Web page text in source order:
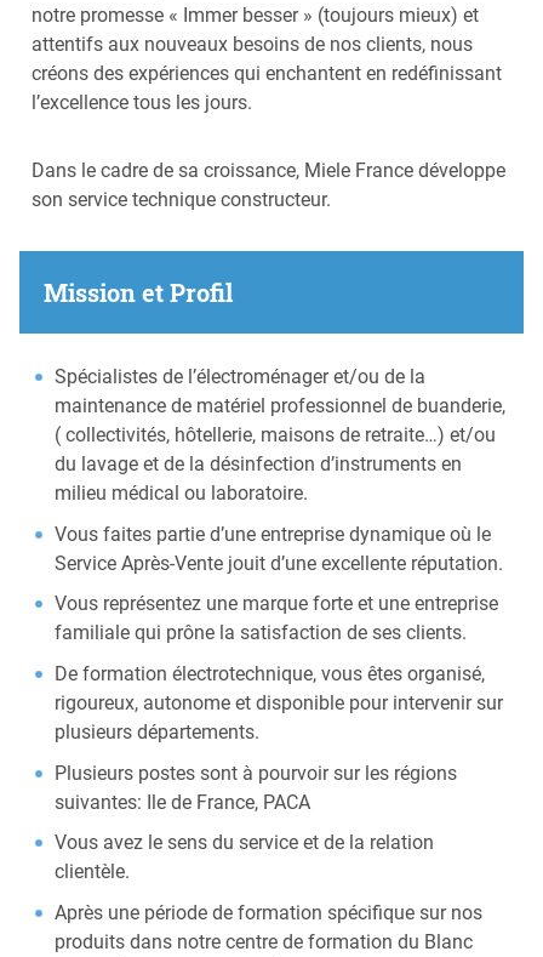
notre promesse « Immer besser » (toujours mieux) et
attentifs aux nouveaux besoins de nos clients, nous
créons des expériences qui enchantent en redéfinissant
l’excellence tous les jours.
Dans le cadre de sa croissance, Miele France développe
son service technique constructeur.
Mission et Profil
Spécialistes de l’électroménager et/ou de la
maintenance de matériel professionnel de buanderie,
( collectivités, hôtellerie, maisons de retraite…) et/ou
du lavage et de la désinfection d’instruments en
milieu médical ou laboratoire.
Vous faites partie d’une entreprise dynamique où le
Service Après-Vente jouit d’une excellente réputation.
Vous représentez une marque forte et une entreprise
familiale qui prône la satisfaction de ses clients.
De formation électrotechnique, vous êtes organisé,
rigoureux, autonome et disponible pour intervenir sur
plusieurs départements.
Plusieurs postes sont à pourvoir sur les régions
suivantes: Ile de France, PACA
Vous avez le sens du service et de la relation
clientèle.
Après une période de formation spécifique sur nos
produits dans notre centre de formation du Blanc